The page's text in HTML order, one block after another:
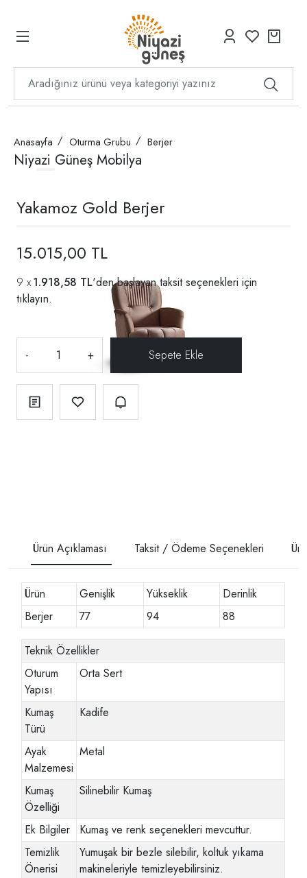
Anasayfa Oturma Grubu Berjer
Niyazi Güneş Mobilya
Yakamoz Gold Berjer
15.015,00 TL
1.918,58 TL'den başlayan taksit seçenekleri için
tıklayın.
- +
Ürün Açıklaması Taksit / Ödeme Seçenekleri
Ürün Genişlik Yükseklik
Derinlik
Berjer
77 94 88
Teknik Özellikler
Oturum
Yapısı
Orta Sert
Kumaş
Türü
Kadife
Ayak
Malzemesi
Metal
Kumaş
Özelliği
Silinebilir Kumaş
Ek Bilgiler
Kumaş ve renk seçenekleri mevcuttur.
Temizlik
Önerisi
Yumuşak bir bezle silebilir, koltuk yıkama
makineleriyle temizleyebilirsiniz.